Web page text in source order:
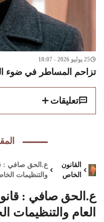
25 يوليو 2026 - 18:07
تزاحم المساطر في ضوء
تعليقات
القانون
الخاص
ع.الحق صافي :
والتنظيمات
ع.الحق صافي :
العام والتنظيمات